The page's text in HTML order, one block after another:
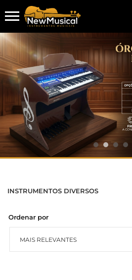
INSTRUMENTOS DIVERSOS
Ordenar por
MAIS RELEVANTES